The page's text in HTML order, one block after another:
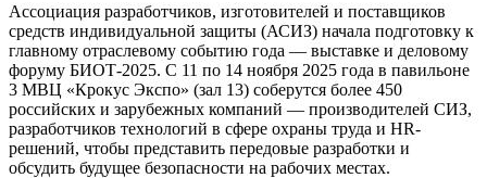
Ассоциация разработчиков, изготовителей и поставщиков
средств индивидуальной защиты (АСИЗ) начала подготовку к
главному отраслевому событию года — выставке и деловому
форуму БИОТ-2025. С 11 по 14 ноября 2025 года в павильоне
3 МВЦ «Крокус Экспо» (зал 13) соберутся более 450
российских и зарубежных компаний — производителей СИЗ,
разработчиков технологий в сфере охраны труда и HR-
решений, чтобы представить передовые разработки и
обсудить будущее безопасности на рабочих местах.